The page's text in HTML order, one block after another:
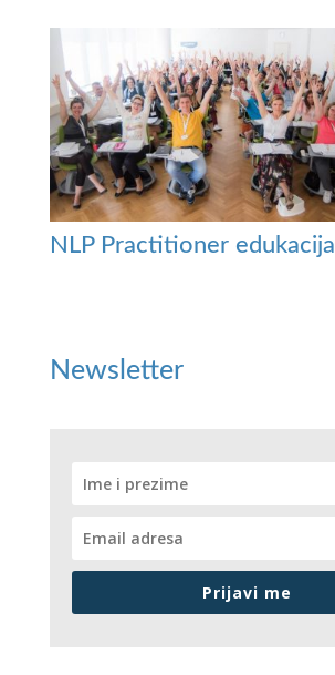
NLP Practitioner edukacija
Newsletter
Prijavi me